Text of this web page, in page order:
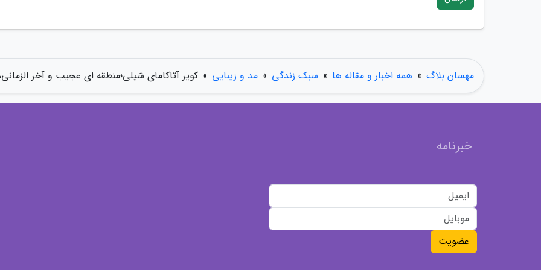
مهسان بلاگ » همه اخبار و مقاله ها » سبک زندگی » مد و زیبایی » کویر آتاکامای شیلی؛منطقه ای عجیب و آخر
خبرنامه
عضویت